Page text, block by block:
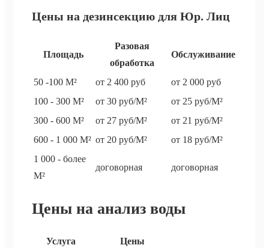
Цены на дезинсекцию для Юр. Лиц
Площадь
Разовая
обработка
Обслуживание
50 -100 М² от 2 400 руб
от 2 000 руб
100 - 300 М²
от 30 руб/М²
от 25 руб/М²
300 - 600 М²
от 27 руб/М²
от 21 руб/М²
600 - 1 000 М² от 20 руб/М²
от 18 руб/М²
1 000 - более
М²
договорная договорная
Цены на анализ воды
Услуга
Цены